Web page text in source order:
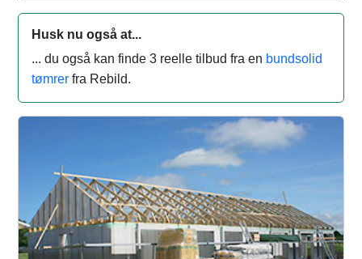
Husk nu også at...
... du også kan finde 3 reelle tilbud fra en bundsolid
tømrer fra Rebild.